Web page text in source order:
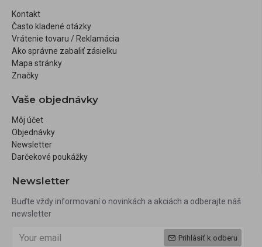
Kontakt
Často kladené otázky
Vrátenie tovaru / Reklamácia
Ako správne zabaliť zásielku
Mapa stránky
Značky
Vaše objednávky
Môj účet
Objednávky
Newsletter
Darčekové poukážky
Newsletter
Buďte vždy informovaní o novinkách a akciách a odberajte náš
newsletter
Prihlásiť k odberu